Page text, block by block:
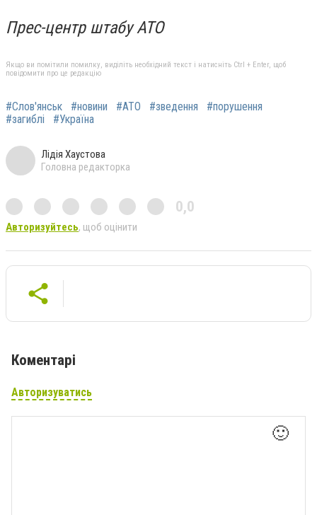
Прес-центр штабу АТО
Якщо ви помітили помилку, виділіть необхідний текст і натисніть Ctrl + Enter, щоб
повідомити про це редакцію
#Слов'янськ #новини #АТО #зведення
#порушення
#загиблі
#Україна
Лідія Хаустова
Головна редакторка
0,0
Авторизуйтесь, щоб оцінити
Коментарі
Авторизуватись
🙂